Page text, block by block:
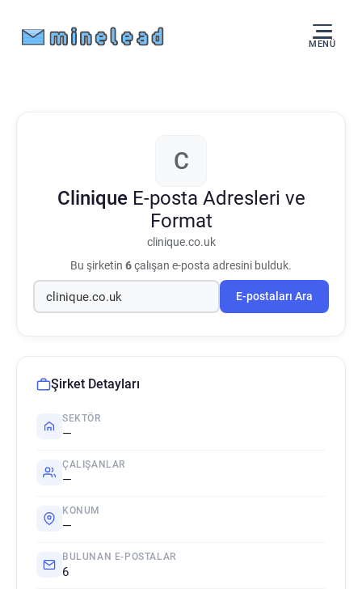
MENÜ
C
Clinique E-posta Adresleri ve
Format
clinique.co.uk
Bu şirketin 6çalışan e-posta adresini bulduk.
E-postaları Ara
Şirket Detayları
SEKTÖR
—
ÇALIŞANLAR
—
KONUM
—
BULUNAN E-POSTALAR
6